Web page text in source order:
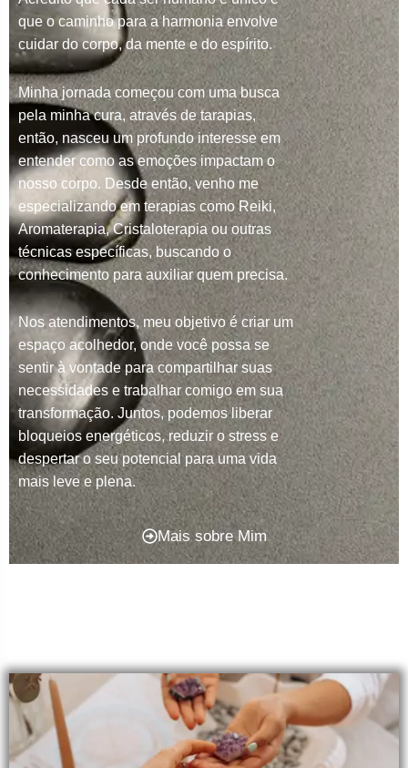
que o caminho para a harmonia envolve
cuidar do corpo, da mente e do espírito.
Minha jornada começou com uma busca
pela minha cura, através de tarapias,
então, nasceu um profundo interesse em
entender como as emoções impactam o
nosso corpo. Desde então, venho me
especializando em terapias como Reiki,
Aromaterapia, Cristaloterapia ou outras
técnicas específicas, buscando o
conhecimento para auxiliar quem precisa.
Nos atendimentos, meu objetivo é criar um
espaço acolhedor, onde você possa se
sentir à vontade para compartilhar suas
necessidades e trabalhar comigo em sua
transformação. Juntos, podemos liberar
bloqueios energéticos, reduzir o stress e
despertar o seu potencial para uma vida
mais leve e plena.
Mais sobre Mim